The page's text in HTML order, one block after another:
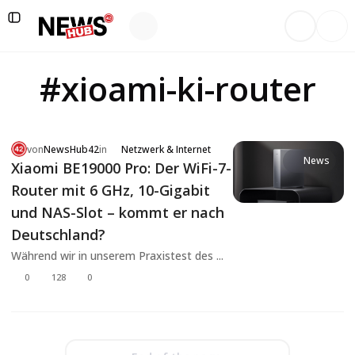
#xioami-ki-router
vonNewsHub42in Netzwerk & Internet
Xiaomi BE19000 Pro: Der WiFi-7-
Router mit 6 GHz, 10-Gigabit
und NAS-Slot – kommt er nach
Deutschland?
Während wir in unserem Praxistest des ...
0 128 0
News